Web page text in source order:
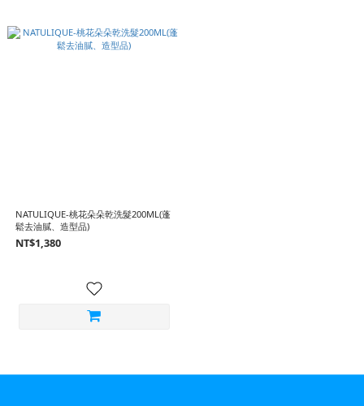
NATULIQUE-桃花朵朵乾洗髮200ML(蓬
鬆去油膩、造型品)
NT$1,380